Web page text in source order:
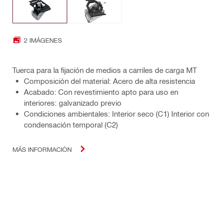
2 IMÁGENES
Tuerca para la fijación de medios a carriles de carga MT
Composición del material: Acero de alta resistencia
Acabado: Con revestimiento apto para uso en
interiores: galvanizado previo
Condiciones ambientales: Interior seco (C1) Interior con
condensación temporal (C2)
MÁS INFORMACIÓN